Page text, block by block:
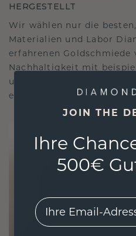
HERGESTELLT
Wir wählen nur die
Materialien und Labor
erfahrenen Goldschmiede
Nachhaltigkeit mit
und stellen so sicher,
ethisch wie exquisit ist.
JOIN THE
Ihre
500€
EMail